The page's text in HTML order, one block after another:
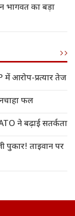
भागवत का बड़ा
में आरोप-प्रत्यार तेज
फल
ने बढ़ाई सतर्कता
ताइवान पर